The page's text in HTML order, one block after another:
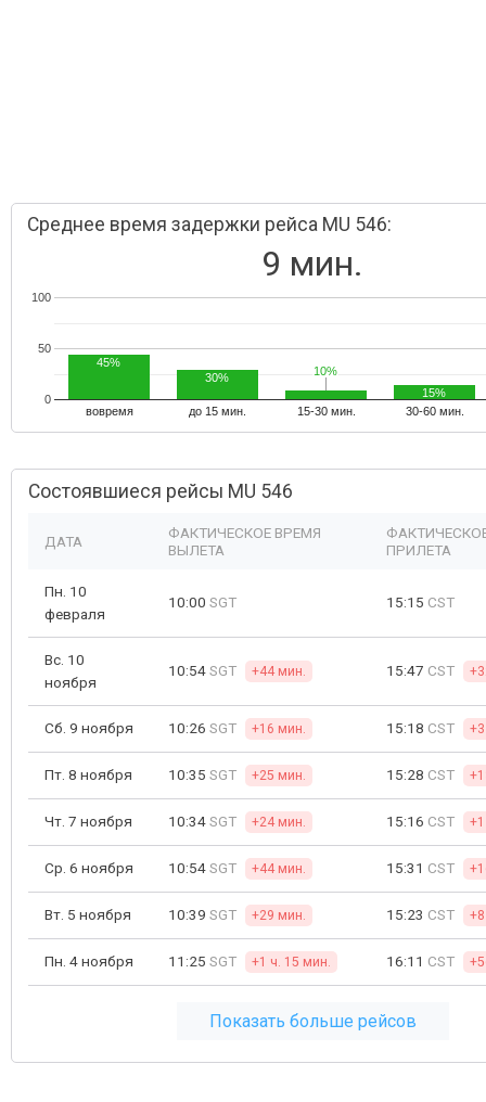
Среднее время задержки рейса MU 546:
9 мин.
вовремя до 15 мин. 15-30 мин. 30-60 мин.
0
50
100
45%
30%
10%
10%
15%
Состоявшиеся рейсы MU 546
ДАТА
ФАКТИЧЕСКОЕ ВРЕМЯ
ВЫЛЕТА
ПРИЛЕТА
Пн. 10
февраля
10:00 SGT 15:15 CST
Вс. 10
ноября
10:54SGT +44 мин. 15:47 CST
Сб. 9 ноября 10:26 SGT +16 мин. 15:18 CST
Пт. 8 ноября 10:35 SGT +25 мин. 15:28 CST
Чт. 7 ноября 10:34SGT +24 мин. 15:16 CST
Ср. 6 ноября 10:54SGT +44 мин. 15:31 CST
Вт. 5 ноября 10:39 SGT +29 мин. 15:23 CST
Пн. 4 ноября 11:25 SGT +1 ч. 15 мин. 16:11 CST
Показать больше рейсов